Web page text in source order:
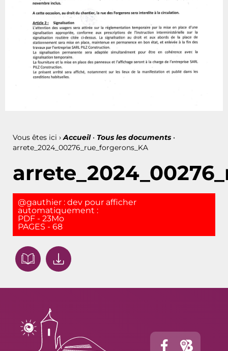
Vous êtes ici › Accueil• Tous les documents •
arrete_2024_00276_rue_forgerons_KA
@gauthier : dev pour afficher
automatiquement :
PDF - 23Mo
PAGES - 68